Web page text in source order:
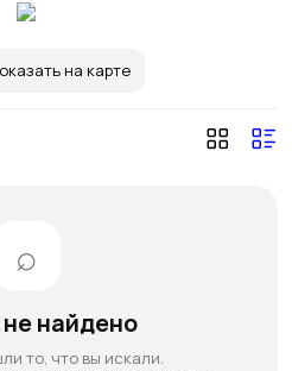
на карте
найдено
то, что вы искали.